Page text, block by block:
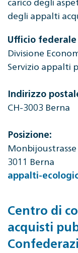
degli appalti
Ufficio
Divisione
Servizio appalti
Indirizzo
CH-3003 Berna
Posizione:
Monbijoustrasse
3011 Berna
appalti-
Centro di
acquisti